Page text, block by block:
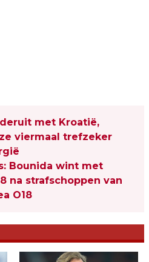
met Kroatië,
viermaal trefzeker
Bounida wint met
na strafschoppen van
O18